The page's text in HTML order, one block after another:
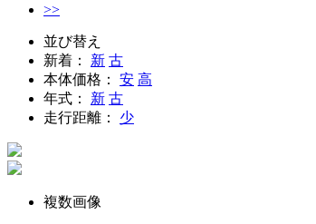
>>
並び替え
新着： 新 古
本体価格： 安 高
年式： 新 古
走行距離： 少
複数画像